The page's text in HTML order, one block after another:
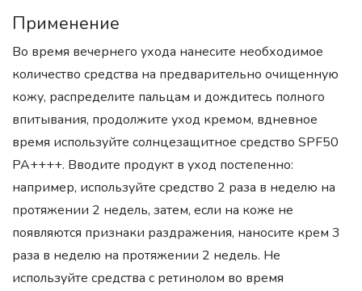
Применение
Во время вечернего ухода нанесите необходимое
количество средства на предварительно очищенную
кожу, распределите пальцам и дождитесь полного
впитывания, продолжите уход кремом, вдневное
время используйте солнцезащитное средство SPF50
PA++++. Вводите продукт в уход постепенно:
например, используйте средство 2 раза в неделю на
протяжении 2 недель, затем, если на коже не
появляются признаки раздражения, наносите крем 3
раза в неделю на протяжении 2 недель. Не
используйте средства с ретинолом во время